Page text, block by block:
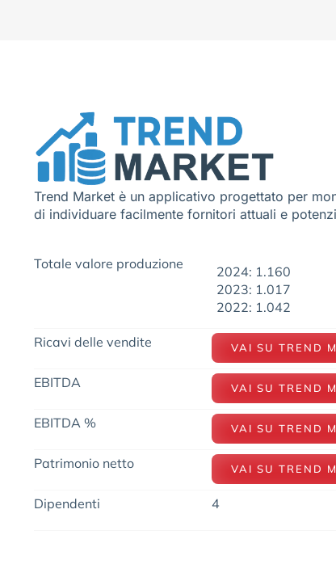
Trend Market è un applicativo progettato per
di individuare facilmente fornitori attuali e
Totale valore produzione
2024: 1.160
2023: 1.017
2022: 1.042
Ricavi delle vendite VAI SU TREND
EBITDA VAI SU TREND
EBITDA % VAI SU TREND
Patrimonio netto VAI SU TREND
Dipendenti 4